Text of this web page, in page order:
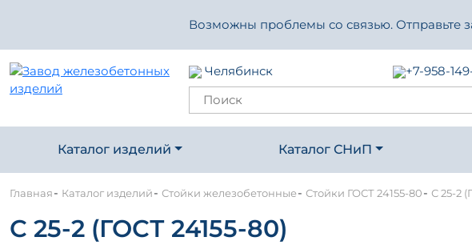
Возможны проблемы со связью. Отправьте
Челябинск +7-958-
Каталог изделий Каталог СНиП
Главная- Каталог изделий- Стойки железобетонные- Стойки ГОСТ 24155-80- С 25-2
С 25-2 (ГОСТ 24155-80)